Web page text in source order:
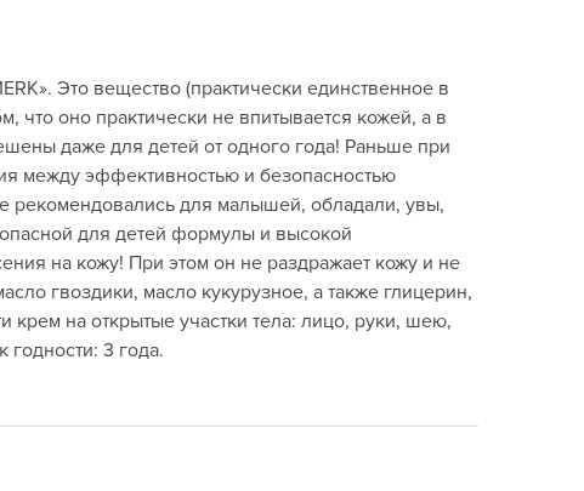
Green Boom
GRIZZLY
HoZelock
Lechuza
LISTOK
MAROLEX
Palisad
Это вещество (практически единственное в
что оно практически не впитывается кожей, а в
даже для детей от одного года! Раньше при
между эффективностью и безопасностью
рекомендовались для малышей, обладали, увы,
для детей формулы и высокой
на кожу! При этом он не раздражает кожу и не
гвоздики, масло кукурузное, а также глицерин,
крем на открытые участки тела: лицо, руки, шею,
3 года.